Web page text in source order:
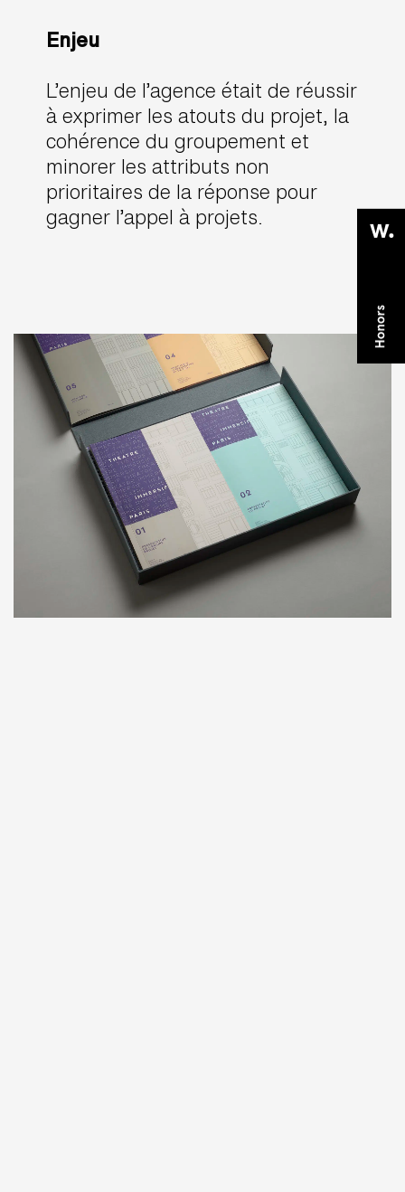
Enjeu
L’enjeu de l’agence était de réussir
à exprimer les atouts du projet, la
cohérence du groupement et
minorer les attributs non
prioritaires de la réponse pour
gagner l’appel à projets.